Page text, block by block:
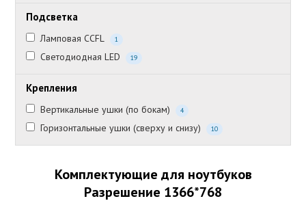
Подсветка
Ламповая CCFL 1
Светодиодная LED 19
Крепления
Вертикальные ушки (по бокам) 4
Горизонтальные ушки (сверху и снизу) 10
Комплектующие для ноутбуков
Разрешение 1366*768